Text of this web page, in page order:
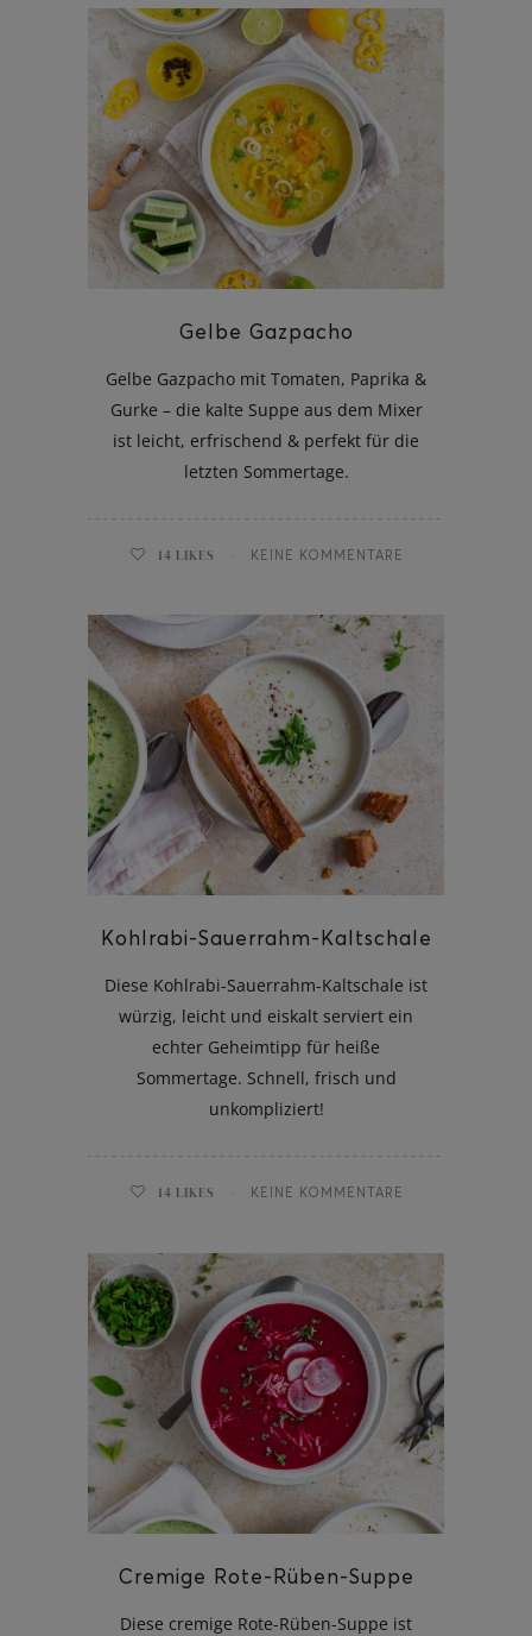
Gelbe Gazpacho
Gelbe Gazpacho mit Tomaten, Paprika &
Gurke – die kalte Suppe aus dem Mixer
ist leicht, erfrischend & perfekt für die
letzten Sommertage.
14 LIKES KEINE KOMMENTARE
Kohlrabi-Sauerrahm-Kaltschale
Diese Kohlrabi-Sauerrahm-Kaltschale ist
würzig, leicht und eiskalt serviert ein
echter Geheimtipp für heiße
Sommertage. Schnell, frisch und
unkompliziert!
14 LIKES KEINE KOMMENTARE
Cremige Rote-Rüben-Suppe
Diese cremige Rote-Rüben-Suppe ist